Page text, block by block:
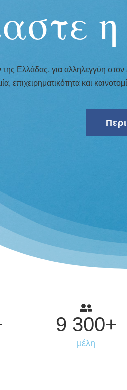
Ελλάδας, για αλληλεγγύη
επιχειρηματικότητα και
9 300+
μέλη